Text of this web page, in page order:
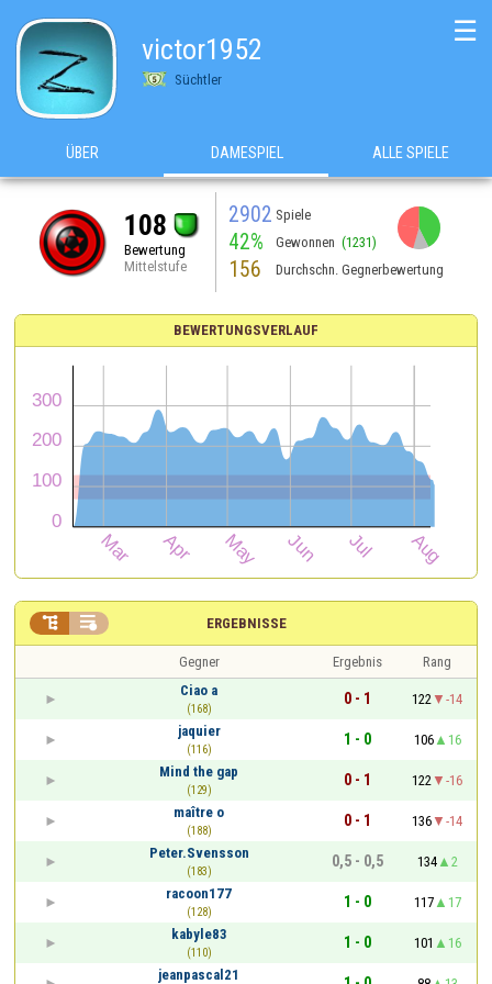
victor1952
Süchtler
☰
ÜBER DAMESPIEL ALLE SPIELE
108
Bewertung
Mittelstufe
2902 Spiele
42% Gewonnen (1231)
156 Durchschn. Gegnerbewertung
BEWERTUNGSVERLAUF
ERGEBNISSE
 
Gegner Ergebnis
Rang
Ciao a
(168)
0 - 1 122
-14
jaquier
(116)
1 - 0 106
16
Mind the gap
(129)
0 - 1 122
-16
maître o
(188)
0 - 1 136
-14
Peter.Svensson
(183)
0,5 - 0,5 134
2
racoon177
(128)
1 - 0 117
17
kabyle83
(110)
1 - 0 101
16
jeanpascal21